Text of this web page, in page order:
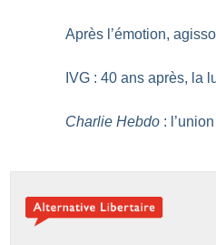
Après l’émotion,
IVG : 40 ans après, la
Charlie Hebdo :